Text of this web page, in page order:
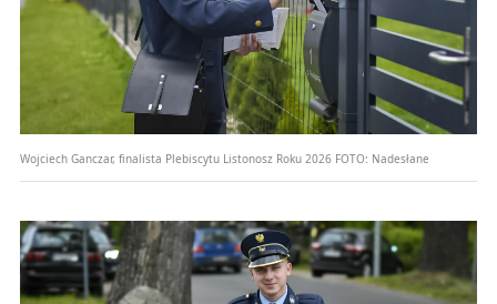
Wojciech Ganczar, finalista Plebiscytu Listonosz Roku 2026 FOTO: Nadesłane